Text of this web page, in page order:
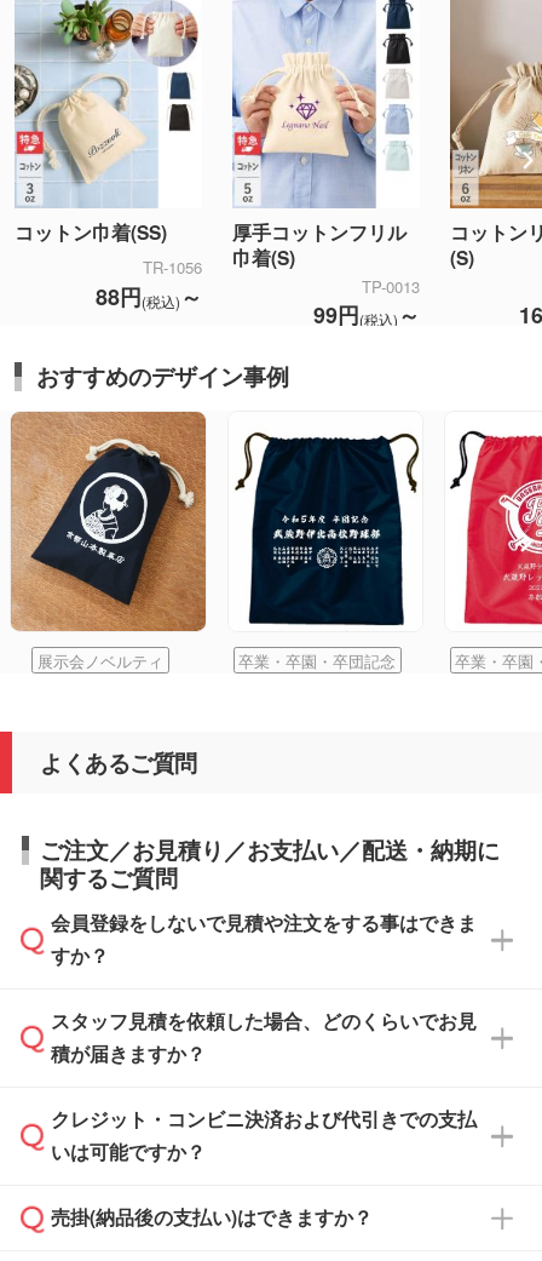
コットン巾着(SS)
TR-1056
88円(税込) ～
厚手コットンフリル
巾着(S)
TP-0013
99円(税込) ～
コットン
(S)
おすすめのデザイン事例
展示会ノベルティ 卒業・卒園・卒団記念 卒業・卒園
よくあるご質問
ご注文／お見積り／お支払い／配送・納期に
関するご質問
会員登録をしないで見積や注文をする事はできま
すか？
可能です。見積・注文フォームにて『ゲストの
まま進む』ボタンからお進みのうえ、ご依頼く
スタッフ見積を依頼した場合、どのくらいでお見
積が届きますか？
通常、翌営業日までにお送りしております。混
雑状況によっては、お時間をいただくこともご
依頼いただいた場合は、翌営業日以降のご連絡
クレジット・コンビニ決済および代引きでの支払
いは可能ですか？
銀行振込のみのご対応となります。
売掛(納品後の支払い)はできますか？